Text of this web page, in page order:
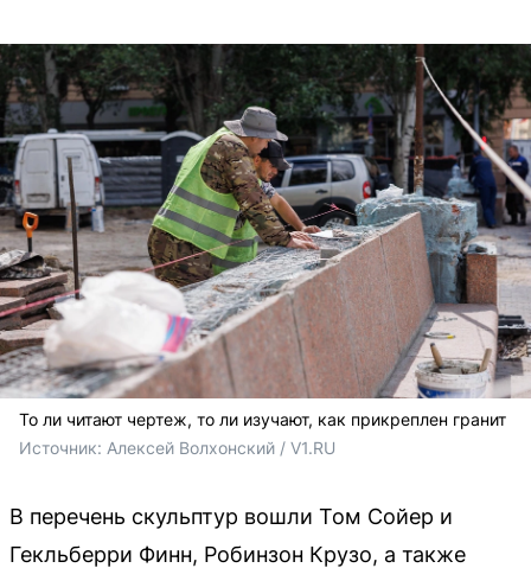
То ли читают чертеж, то ли изучают, как прикреплен гранит
Источник: Алексей Волхонский / V1.RU
В перечень скульптур вошли Том Сойер и
Гекльберри Финн, Робинзон Крузо, а также